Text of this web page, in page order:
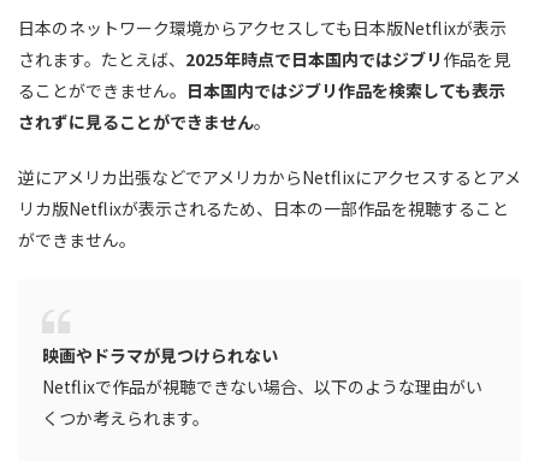
日本のネットワーク環境からアクセスしても日本版Netflixが表示
されます。たとえば、 2025年時点で日本国内ではジブリ 作品を見
ることができません。 日本国内ではジブリ作品を検索しても表示
されずに見ることができません。
逆にアメリカ出張などでアメリカからNetflixにアクセスするとアメ
リカ版Netflixが表示されるため、日本の一部作品を視聴すること
ができません。
映画やドラマが見つけられない
Netflixで作品が視聴できない場合、以下のような理由がい
くつか考えられます。